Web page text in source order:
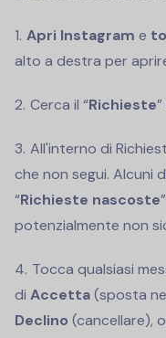
Apri Instagram e
alto a destra per
Cerca il “Richieste
All'interno di
che non segui. Alcuni
“Richieste nascoste
potenzialmente non
Tocca qualsiasi
di Accetta(sposta
Declino (cancellare),